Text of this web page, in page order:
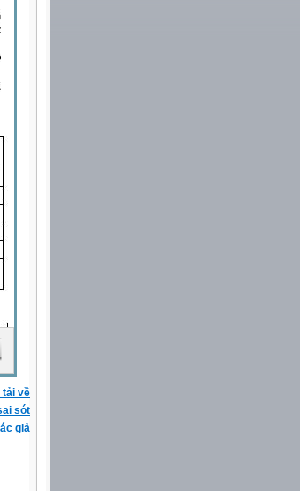
tải về
sót
giả